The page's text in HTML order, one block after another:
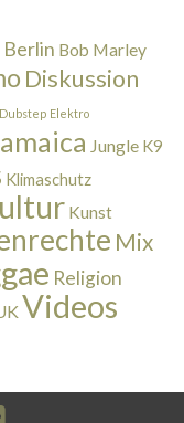
Berlin Bob Marley
Diskussion
Dubstep Elektro
Jungle K9
Klimaschutz
Kunst
Mix
Religion
Videos